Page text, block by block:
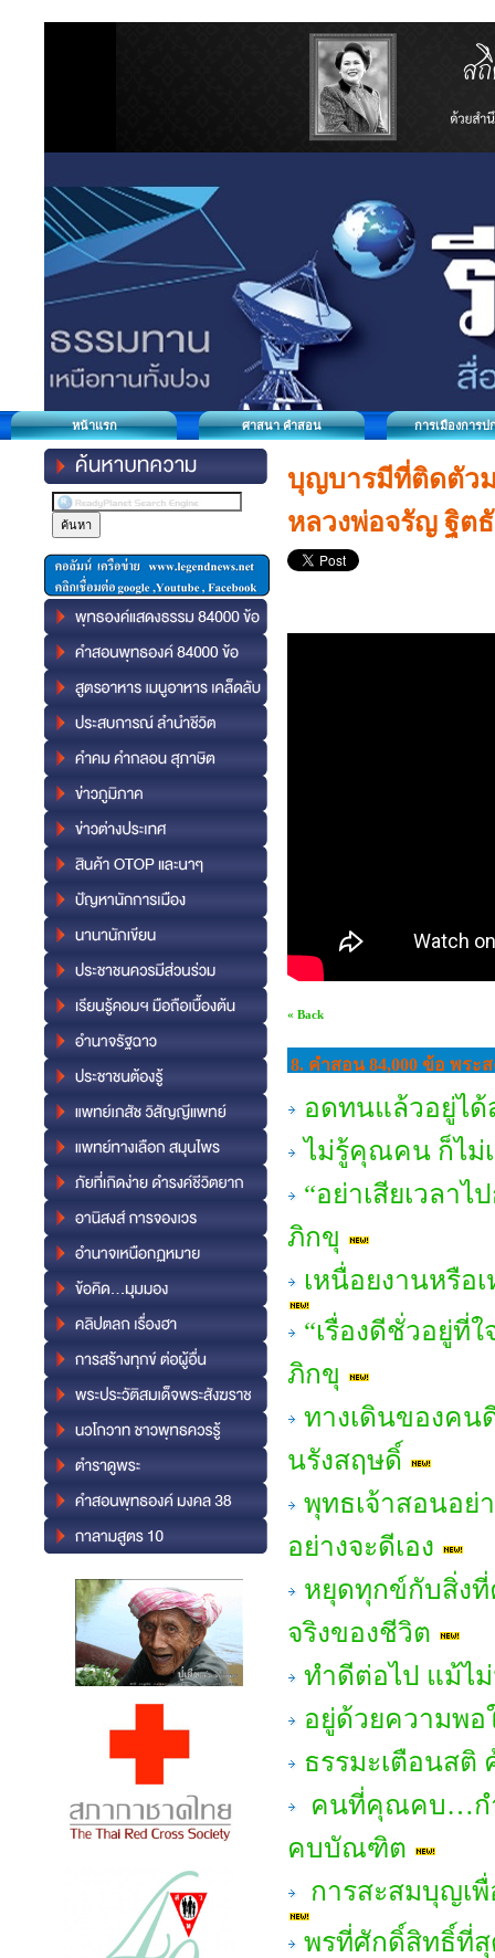
หน้าแรก ศาสนา คำสอน การเมืองการป
บุญบารมีที่ติดตัวม
หลวงพ่อจรัญ ฐิต
« Back
8. คำสอน 84,000 ข้อ พระ
อดทนแล้วอยู่ไ
ไม่รู้คุณคน ก็ไม่
“อย่าเสียเวลา
ภิกขุ
เหนื่อยงานหรือ
“เรื่องดีชั่วอยู่ที่
ภิกขุ
ทางเดินของค
นรังสฤษดิ์
พุทธเจ้าสอนอย่
อย่างจะดีเอง
หยุดทุกข์กับสิ่งที่
จริงของชีวิต
ทำดีต่อไป แม้ไ
อยู่ด้วยความพ
ธรรมะเตือนส
คนที่คุณคบ…กำ
คบบัณฑิต
การสะสมบุญเ
พรที่ศักดิ์สิทธิ์ที่สุ